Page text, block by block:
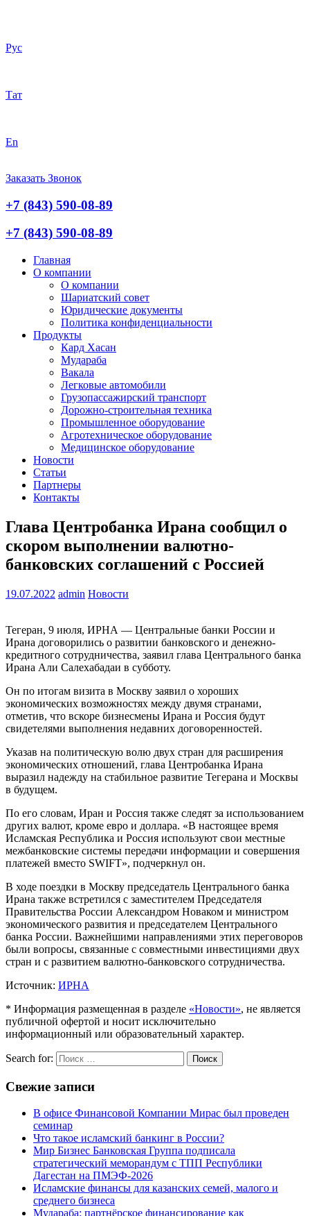
Рус
Тат
En
Заказать Звонок
+7 (843) 590-08-89
+7 (843) 590-08-89
Главная
О компании
О компании
Шариатский совет
Юридические документы
Политика конфиденциальности
Продукты
Кард Хасан
Мудараба
Вакала
Легковые автомобили
Грузопассажирский транспорт
Дорожно-строительная техника
Промышленное оборудование
Агротехническое оборудование
Медицинское оборудование
Новости
Статьи
Партнеры
Контакты
Глава Центробанка Ирана сообщил о
скором выполнении валютно-
банковских соглашений с Россией
19.07.2022 admin Новости
Тегеран, 9 июля, ИРНА — Центральные банки России и
Ирана договорились о развитии банковского и денежно-
кредитного сотрудничества, заявил глава Центрального банка
Ирана Али Салехабадаи в субботу.
Он по итогам визита в Москву заявил о хороших
экономических возможностях между двумя странами,
отметив, что вскоре бизнесмены Ирана и Россия будут
свидетелями выполнения недавних договоренностей.
Указав на политическую волю двух стран для расширения
экономических отношений, глава Центробанка Ирана
выразил надежду на стабильное развитие Тегерана и Москвы
в будущем.
По его словам, Иран и Россия также следят за использованием
других валют, кроме евро и доллара. «В настоящее время
Исламская Республика и Россия используют свои местные
межбанковские системы передачи информации и совершения
платежей вместо SWIFT», подчеркнул он.
В ходе поездки в Москву председатель Центрального банка
Ирана также встретился с заместителем Председателя
Правительства России Александром Новаком и министром
экономического развития и председателем Центрального
банка России. Важнейшими направлениями этих переговоров
были вопросы, связанные с совместными инвестициями двух
стран и с развитием валютно-банковского сотрудничества.
Источник: ИРНА
* Информация размещенная в разделе «Новости», не является
публичной офертой и носит исключительно
информационный или образовательный характер.
Search for: Поиск
Свежие записи
В офисе Финансовой Компании Мирас был проведен
семинар
Что такое исламский банкинг в России?
Мир Бизнес Банковская Группа подписала
стратегический меморандум с ТПП Республики
Дагестан на ПМЭФ-2026
Исламские финансы для казанских семей, малого и
среднего бизнеса
Мудараба: партнёрское финансирование как